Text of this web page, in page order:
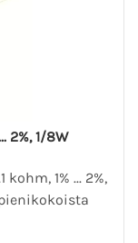
2%, 1/8W
1% ... 2%,